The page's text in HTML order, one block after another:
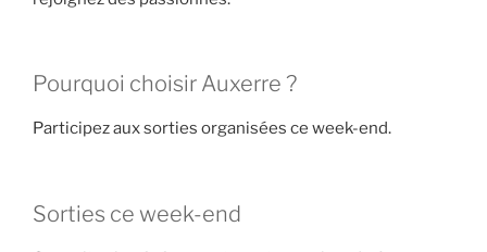
Pourquoi choisir Auxerre ?
Participez aux sorties organisées ce week-end.
Sorties ce week-end